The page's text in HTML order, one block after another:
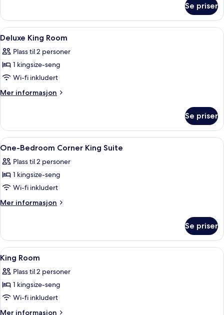
seng
–
superior,
1
seng
Se priser
Åpne
alle
bildene
av
Deluxe
King
Allergitestet sengetøy, minibar, safe
8
Deluxe King Room
Plass til 2 personer
1 kingsize-seng
Wi-fi inkludert
Mer informasjon
Mer
King
Room
Se priser
Åpne
alle
bildene
av
One-
Bedroom
Suite
Allergitestet sengetøy, minibar, safe
7
One-Bedroom Corner King Suite
Plass til 2 personer
1 kingsize-seng
Wi-fi inkludert
Mer informasjon
Mer
Bedroom
Corner
King
Suite
Se priser
Åpne
alle
bildene
av
King
Room
Allergitestet sengetøy, minibar, safe
8
King Room
Plass til 2 personer
1 kingsize-seng
Wi-fi inkludert
Mer informasjon
Mer